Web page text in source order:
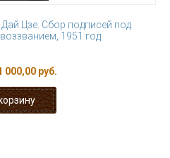
Цзе. Сбор подписей под
1951 год
000,00 руб.